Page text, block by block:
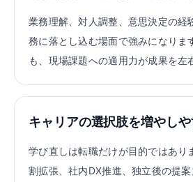
業務理解、対人調整、意思決定の経
務に落とし込む場面で強みになりま
も、現場課題への適用力が成果を左
キャリアの選択肢を増やし
学び直しは転職だけが目的ではあり
割拡張、社内DX推進、独立後の提